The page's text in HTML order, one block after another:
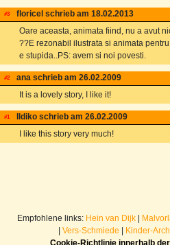
#3 floricel schrieb am 18.02.2013
Oare aceasta, animata fiind, nu a avut
??E rezonabil ilustrata si animata
e stupida..PS: avem si noi povesti.
#2 ana schrieb am 26.02.2009
It is a lovely story, I like it!
#1 Ildiko schrieb am 26.02.2009
I like this story very much!
Empfohlene links: Hein van Dijk
Vers-Schmiede Kinder-
Cookie-Richtlinie innerhalb